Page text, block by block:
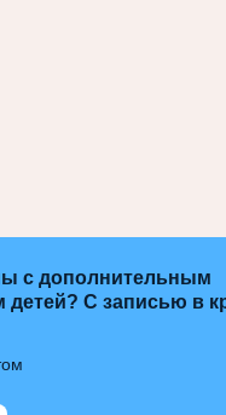
с дополнительным
детей? С записью в